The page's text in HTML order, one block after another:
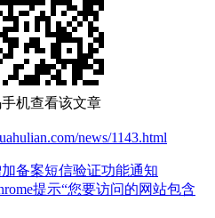
机查看该文章
news/1143.html
备案短信验证功能通知
提示“您要访问的网站包含